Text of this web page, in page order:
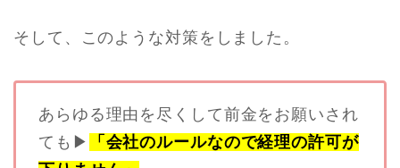
そして、このような対策をしました。
あらゆる理由を尽くして前金をお願いされ
ても▶
「会社のルールなので経理の許可が